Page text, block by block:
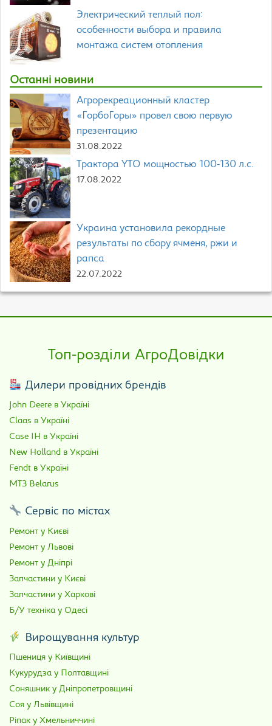
Электрический теплый пол:
особенности выбора и правила
монтажа систем отопления
Останні новини
Агрорекреационный кластер
«ГорбоГоры» провел свою первую
презентацию
31.08.2022
Трактора YTO мощностью 100-130 л.с.
17.08.2022
Украина установила рекордные
результаты по сбору ячменя, ржи и
рапса
22.07.2022
Топ-розділи АгроДовідки
Дилери провідних брендів
John Deere в Україні
Claas в Україні
Case IH в Україні
New Holland в Україні
Fendt в Україні
МТЗ Belarus
Сервіс по містах
Ремонт у Києві
Ремонт у Львові
Ремонт у Дніпрі
Запчастини у Києві
Запчастини у Харкові
Б/У техніка у Одесі
Вирощування культур
Пшениця у Київщині
Кукурудза у Полтавщині
Соняшник у Дніпропетровщині
Соя у Львівщині
Ріпак у Хмельниччині